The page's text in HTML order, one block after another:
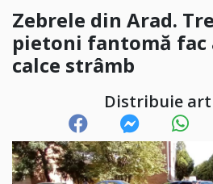
Zebrele din Arad.
pietoni fantomă fac
calce strâmb
Distribuie